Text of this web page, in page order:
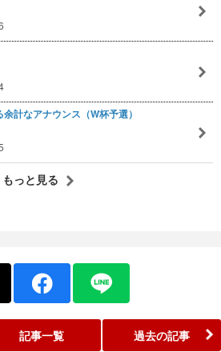
計なアナウンス（W杯予選）
もっと見る
記事一覧 過去の記事